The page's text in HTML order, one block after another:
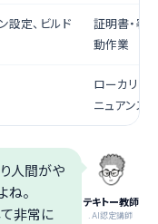
設定、ビルド
証明書・署
動作業
ローカリゼ
ニュアンス
テキトー教師
.AI認定講師
人間がや
ね。
非常に